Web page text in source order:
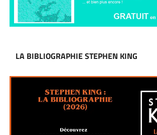
LA BIBLIOGRAPHIE STEPHEN KING